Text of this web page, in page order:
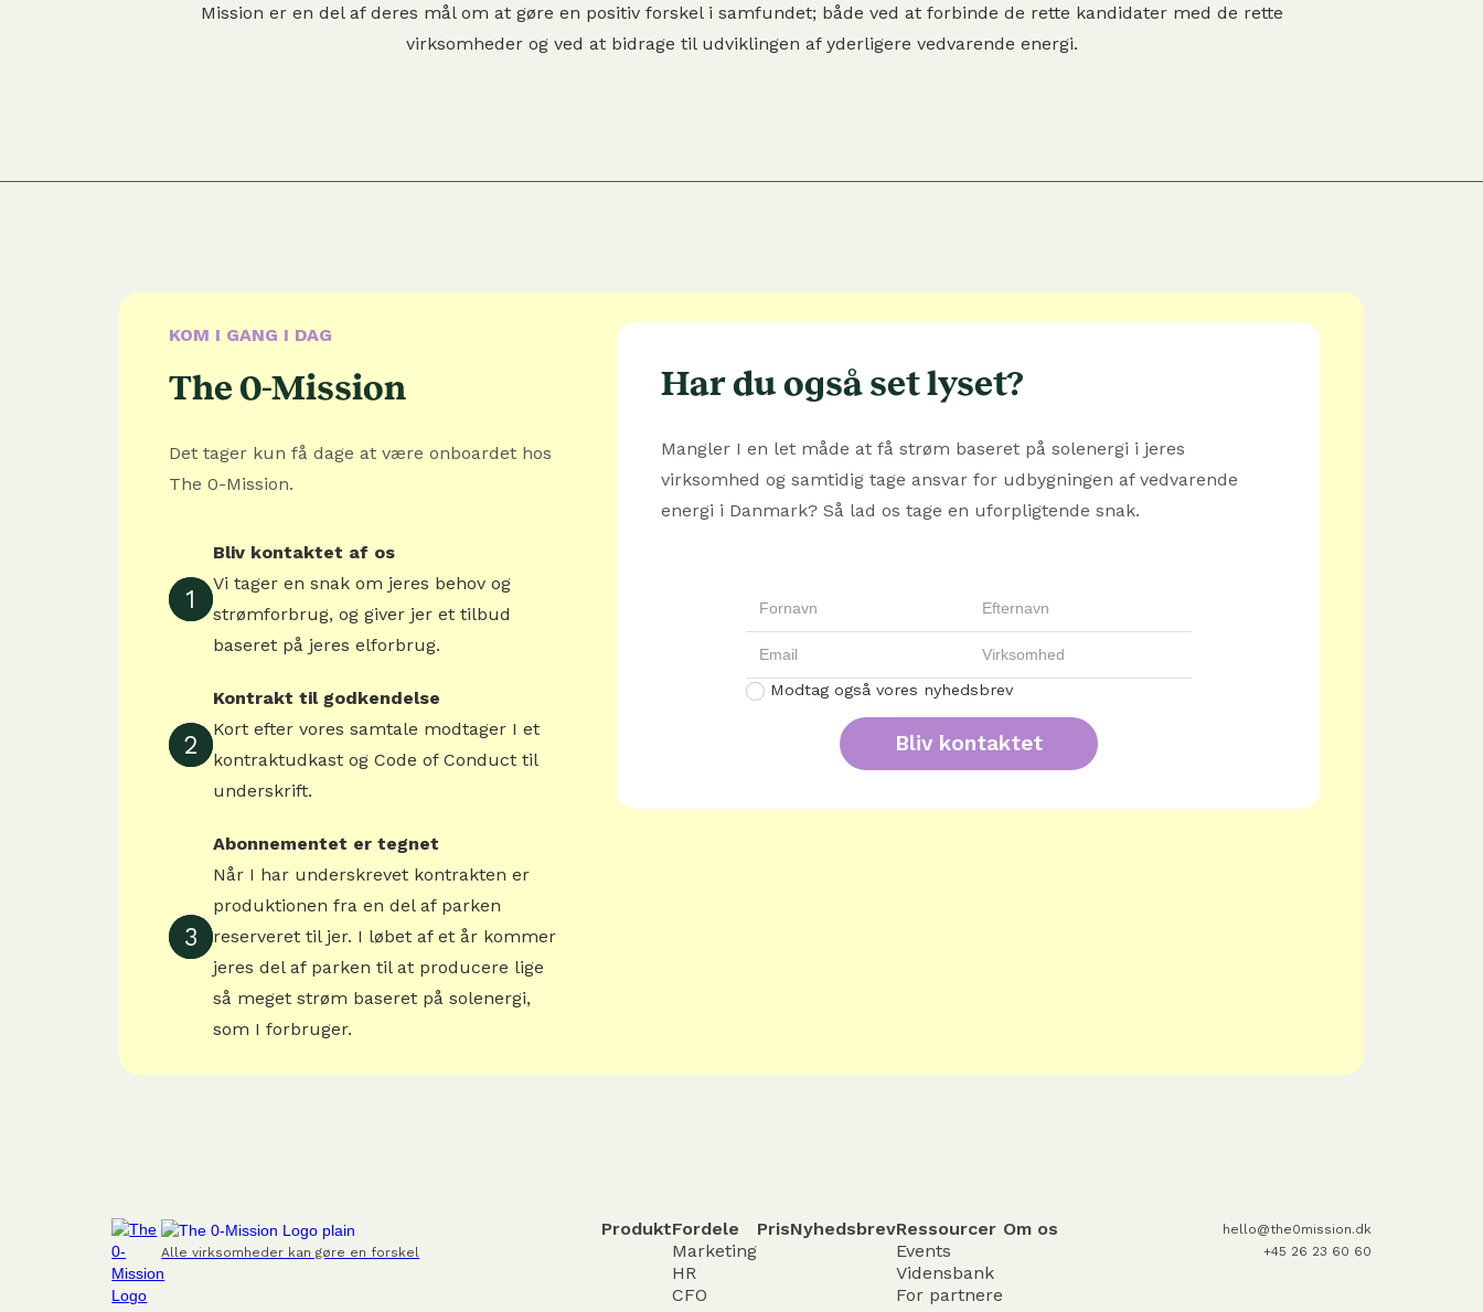
Mission er en del af deres mål om at gøre en positiv forskel i samfundet; både ved at forbinde de rette kandidater med de rette
virksomheder og ved at bidrage til udviklingen af yderligere vedvarende energi.
KOM I GANG I DAG
The 0-Mission
Det tager kun få dage at være onboardet hos
The 0-Mission.
1
Bliv kontaktet af os
Vi tager en snak om jeres behov og
strømforbrug, og giver jer et tilbud
baseret på jeres elforbrug.
2
Kontrakt til godkendelse
Kort efter vores samtale modtager I et
kontraktudkast og Code of Conduct til
underskrift.
3
Abonnementet er tegnet
Når I har underskrevet kontrakten er
produktionen fra en del af parken
reserveret til jer. I løbet af et år kommer
jeres del af parken til at producere lige
så meget strøm baseret på solenergi,
som I forbruger.
Har du også set lyset?
Mangler I en let måde at få strøm baseret på solenergi i jeres
virksomhed og samtidig tage ansvar for udbygningen af vedvarende
energi i Danmark? Så lad os tage en uforpligtende snak.
Modtag også vores nyhedsbrev
Alle virksomheder kan gøre en forskel
ProduktFordele
Marketing
HR
CFO
PrisNyhedsbrevRessourcer
Events
Vidensbank
For partnere
Om os
hello@the0mission.dk
+45 26 23 60 60